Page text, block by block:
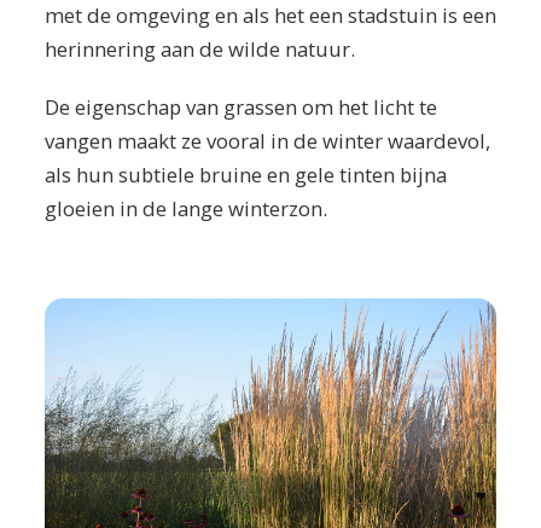
met de omgeving en als het een stadstuin is een
herinnering aan de wilde natuur.
De eigenschap van grassen om het licht te
vangen maakt ze vooral in de winter waardevol,
als hun subtiele bruine en gele tinten bijna
gloeien in de lange winterzon.